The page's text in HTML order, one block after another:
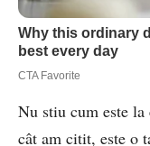
Nu stiu cum este
cât am citit, este o